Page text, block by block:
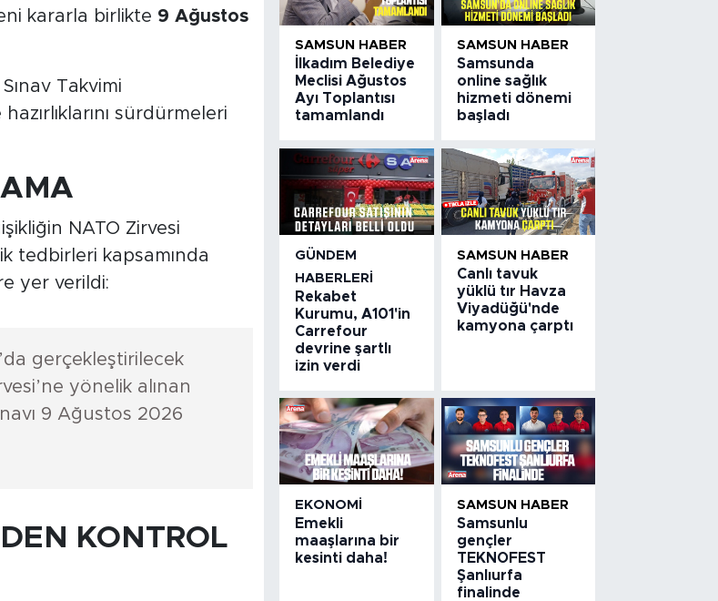
kararla birlikte 9 Ağustos
Takvimi
sürdürmeleri
NATO Zirvesi
tedbirleri kapsamında
yer verildi:
gerçekleştirilecek
yönelik alınan
9 Ağustos 2026
KONTROL
SAMSUN HABER
İlkadım Belediye
Meclisi Ağustos
Ayı Toplantısı
tamamlandı
SAMSUN HABER
Samsunda
online sağlık
hizmeti dönemi
başladı
GÜNDEM
HABERLERI
Rekabet
Kurumu, A101'in
Carrefour
devrine şartlı
izin verdi
SAMSUN HABER
Canlı tavuk
yüklü tır Havza
Viyadüğü'nde
kamyona çarptı
EKONOMI
Emekli
maaşlarına bir
kesinti daha!
SAMSUN HABER
Samsunlu
gençler
TEKNOFEST
Şanlıurfa
finalinde